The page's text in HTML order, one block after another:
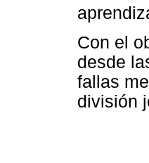
Con el
desde
fallas
división